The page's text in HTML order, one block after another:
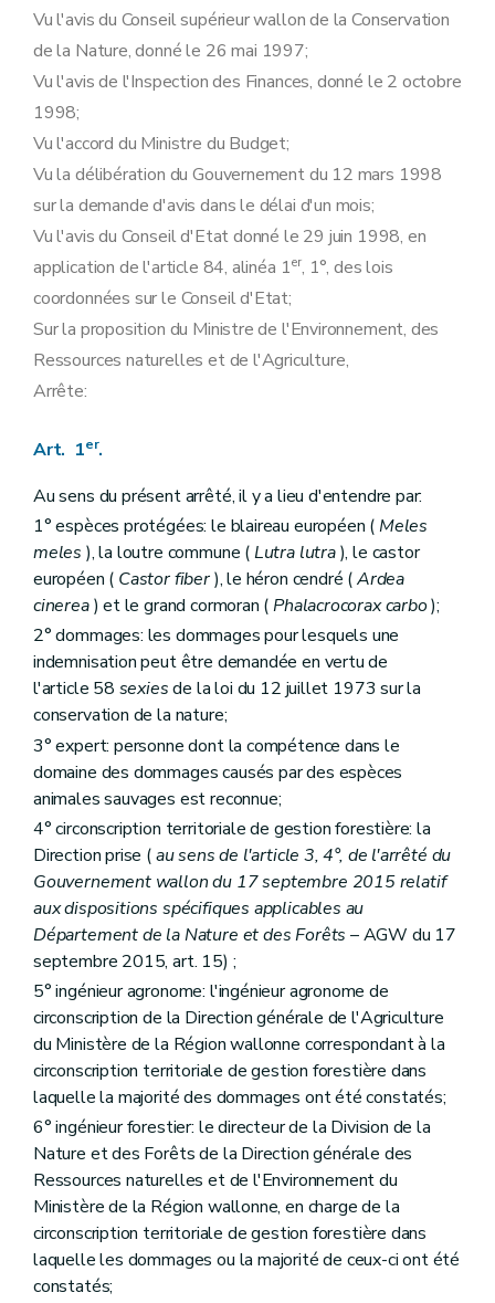
Vu l'avis du Conseil supérieur wallon de la Conservation
de la Nature, donné le 26 mai 1997;
Vu l'avis de l'Inspection des Finances, donné le 2 octobre
1998;
Vu l'accord du Ministre du Budget;
Vu la délibération du Gouvernement du 12 mars 1998
sur la demande d'avis dans le délai d'un mois;
Vu l'avis du Conseil d'Etat donné le 29 juin 1998, en
application de l'article 84, alinéa 1er, 1°, des lois
coordonnées sur le Conseil d'Etat;
Sur la proposition du Ministre de l'Environnement, des
Ressources naturelles et de l'Agriculture,
Arrête:
Art. 1er.
Au sens du présent arrêté, il y a lieu d'entendre par:
1° espèces protégées: le blaireau européen (Meles
meles ), la loutre commune (Lutra lutra), le castor
européen ( Castor fiber), le héron cendré (Ardea
cinerea) et le grand cormoran (Phalacrocorax carbo);
2° dommages: les dommages pour lesquels une
indemnisation peut être demandée en vertu de
l'article 58 sexiesde la loi du 12 juillet 1973 sur la
conservation de la nature;
3° expert: personne dont la compétence dans le
domaine des dommages causés par des espèces
animales sauvages est reconnue;
4° circonscription territoriale de gestion forestière: la
Direction prise (au sens de l'article 3, 4°, de l'arrêté du
Gouvernement wallon du 17 septembre 2015 relatif
aux dispositions spécifiques applicables au
Département de la Nature et des Forêts – AGW du 17
septembre 2015, art. 15) ;
5° ingénieur agronome: l'ingénieur agronome de
circonscription de la Direction générale de l'Agriculture
du Ministère de la Région wallonne correspondant à la
circonscription territoriale de gestion forestière dans
laquelle la majorité des dommages ont été constatés;
6° ingénieur forestier: le directeur de la Division de la
Nature et des Forêts de la Direction générale des
Ressources naturelles et de l'Environnement du
Ministère de la Région wallonne, en charge de la
circonscription territoriale de gestion forestière dans
laquelle les dommages ou la majorité de ceux-ci ont été
constatés;